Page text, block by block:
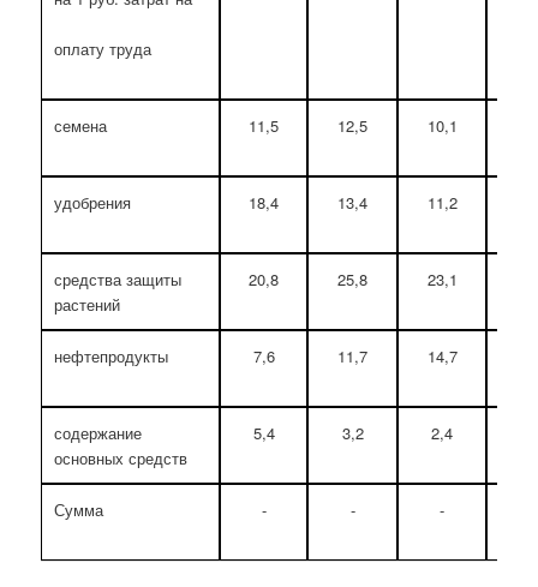
оплату труда
семена 11,5 12,5 10,1
удобрения 18,4 13,4 11,2
средства защиты
растений
20,8 25,8 23,1
нефтепродукты 7,6 11,7 14,7
содержание
основных средств
5,4 3,2 2,4
Сумма - - -